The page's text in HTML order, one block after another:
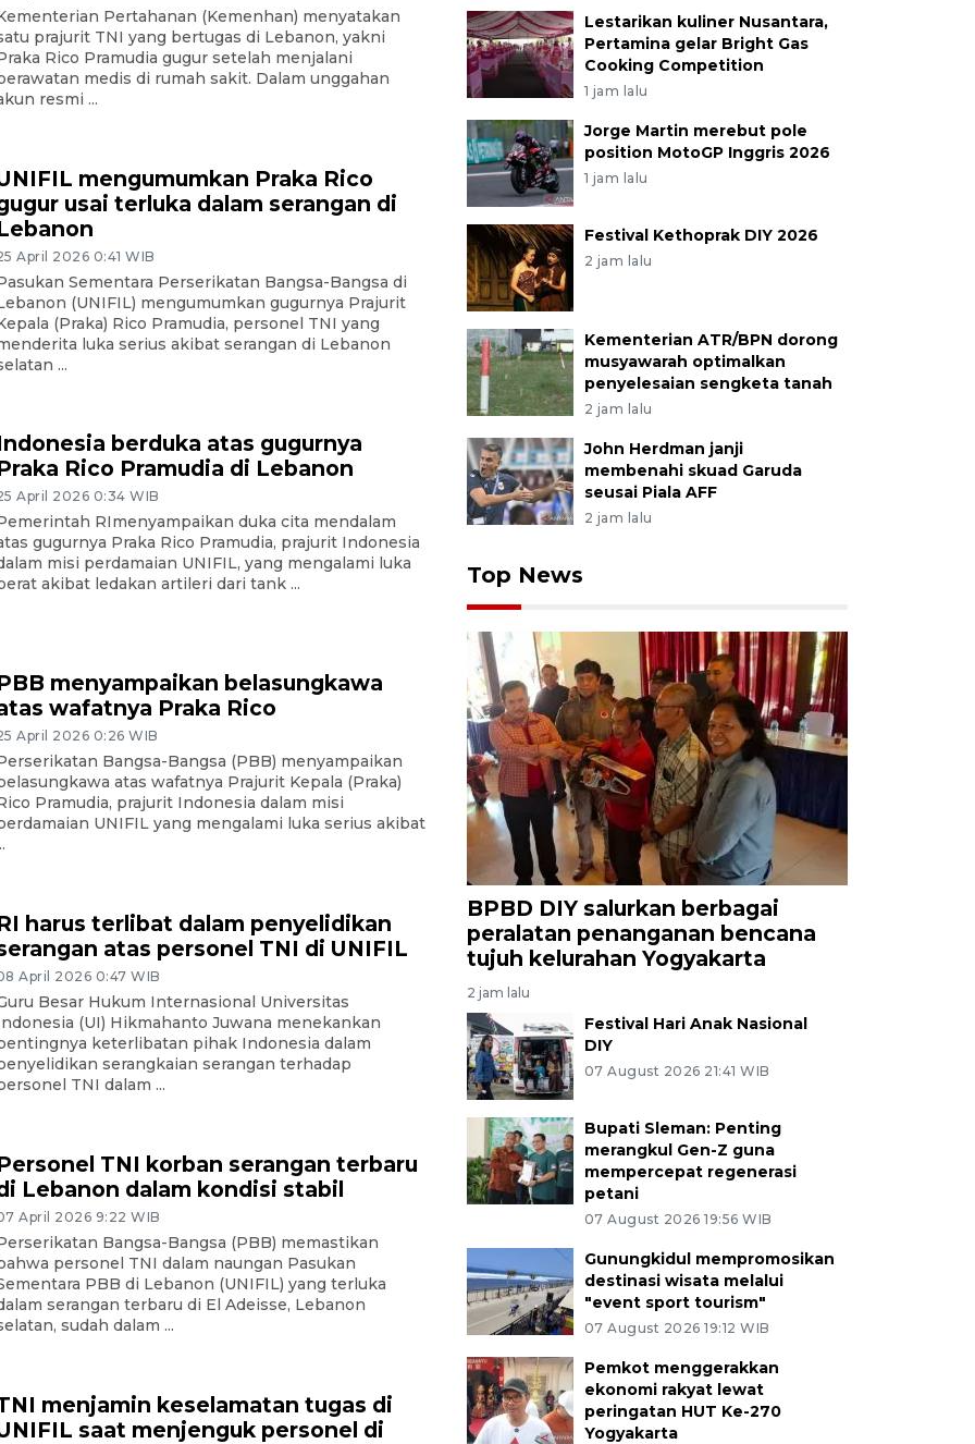
Pertahanan (Kemenhan) menyatakan
prajurit TNI yang bertugas di Lebanon, yakni
Rico Pramudia gugur setelah menjalani
medis di rumah sakit. Dalam unggahan
resmi ...
mengumumkan Praka Rico
usai terluka dalam serangan di
April 2026 0:41 WIB
Sementara Perserikatan Bangsa-Bangsa di
(UNIFIL) mengumumkan gugurnya Prajurit
(Praka) Rico Pramudia, personel TNI yang
luka serius akibat serangan di Lebanon
...
berduka atas gugurnya
Rico Pramudia di Lebanon
April 2026 0:34 WIB
RImenyampaikan duka cita mendalam
gugurnya Praka Rico Pramudia, prajurit Indonesia
misi perdamaian UNIFIL, yang mengalami luka
akibat ledakan artileri dari tank ...
menyampaikan belasungkawa
wafatnya Praka Rico
April 2026 0:26 WIB
Bangsa-Bangsa (PBB) menyampaikan
atas wafatnya Prajurit Kepala (Praka)
Pramudia, prajurit Indonesia dalam misi
UNIFIL yang mengalami luka serius akibat
harus terlibat dalam penyelidikan
atas personel TNI di UNIFIL
April 2026 0:47 WIB
Besar Hukum Internasional Universitas
(UI) Hikmahanto Juwana menekankan
keterlibatan pihak Indonesia dalam
serangkaian serangan terhadap
TNI dalam ...
TNI korban serangan terbaru
Lebanon dalam kondisi stabil
April 2026 9:22 WIB
Bangsa-Bangsa (PBB) memastikan
personel TNI dalam naungan Pasukan
PBB di Lebanon (UNIFIL) yang terluka
serangan terbaru di El Adeisse, Lebanon
sudah dalam ...
menjamin keselamatan tugas di
saat menjenguk personel di
Lestarikan kuliner Nusantara,
Pertamina gelar Bright Gas
Cooking Competition
1 jam lalu
Jorge Martin merebut pole
position MotoGP Inggris 2026
1 jam lalu
Festival Kethoprak DIY 2026
2 jam lalu
Kementerian ATR/BPN dorong
musyawarah optimalkan
penyelesaian sengketa tanah
2 jam lalu
John Herdman janji
membenahi skuad Garuda
seusai Piala AFF
2 jam lalu
Top News
BPBD DIY salurkan berbagai
peralatan penanganan bencana
tujuh kelurahan Yogyakarta
2 jam lalu
Festival Hari Anak Nasional
DIY
07 August 2026 21:41 WIB
Bupati Sleman: Penting
merangkul Gen-Z guna
mempercepat regenerasi
petani
07 August 2026 19:56 WIB
Gunungkidul mempromosikan
destinasi wisata melalui
"event sport tourism"
07 August 2026 19:12 WIB
Pemkot menggerakkan
ekonomi rakyat lewat
peringatan HUT Ke-270
Yogyakarta